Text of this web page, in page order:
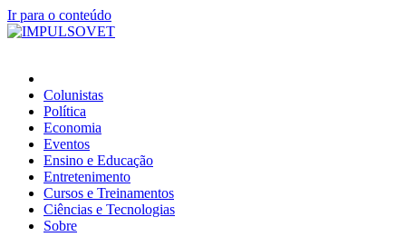
Ir para o conteúdo
Colunistas
Política
Economia
Eventos
Ensino e Educação
Entretenimento
Cursos e Treinamentos
Ciências e Tecnologias
Sobre